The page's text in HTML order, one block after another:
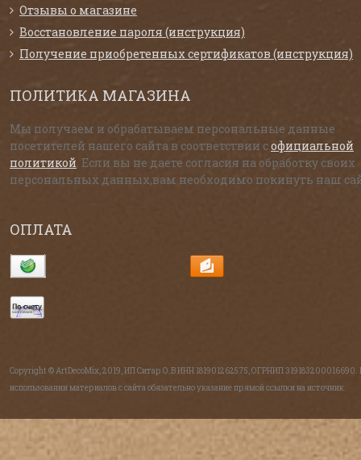
Отзывы о магазине
Восстановление пароля (инструкция)
Получение приобретенных сертификатов (инструкция)
ПОЛИТИКА МАГАЗИНА
Мы получаем и обрабатываем персональные данные
посетителей нашего сайта в соответствии софициальной
политикой . Если вы не даете согласия на обработку своих
персональных данных,вам необходимо покинуть наш
ОПЛАТА
Copyright © ArtDecoMix, 2019, ИП Ситар О.В ИНН 181901262575, ОГРНИП 319183200016690.
использовании материалов с сайта обязательно указание прямой ссылки на источник.